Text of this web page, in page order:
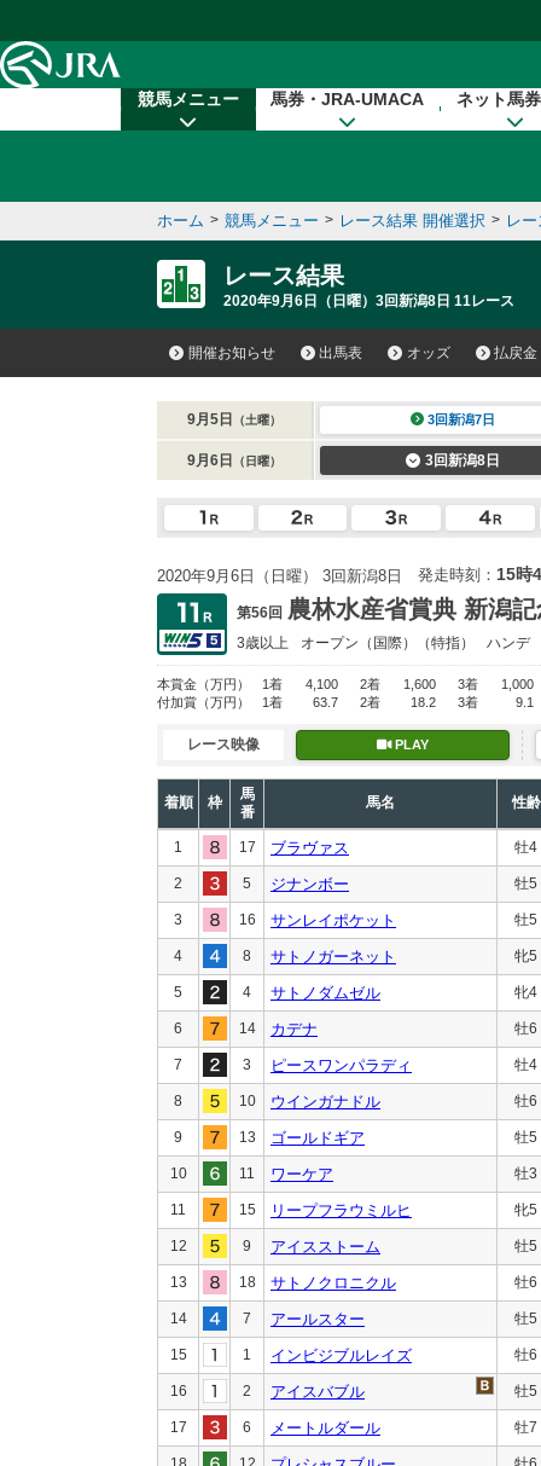
競馬メニュー 馬券・JRA-UMACA ネット馬
ホーム > 競馬メニュー > レース結果 開催選択 > レ
レース結果
2020年9月6日（日曜）3回新潟8日 11レース
開催お知らせ 出馬表 オッズ 払戻金
9月5日 （土曜） 3回新潟7日
9月6日 （日曜） 3回新潟8日
2020年9月6日（日曜） 3回新潟8日 発走時刻： 15時
第56回 農林水産省賞典 新潟記
3歳以上 オープン （国際）（特指） ハンデ
本賞金 （万円） 1着 4,100 2着 1,600 3着
1,000
付加賞 （万円） 1着 63.7 2着 18.2 3着 9.1
レース映像 PLAY
着順 枠
馬
番
馬名 性齢
1 17 ブラヴァス 牡4
2 5 ジナンボー 牡5
3 16 サンレイポケット 牡5
4 8 サトノガーネット 牝5
5 4 サトノダムゼル 牝4
6 14 カデナ 牡6
7 3 ピースワンパラディ 牡4
8 10 ウインガナドル 牡6
9 13 ゴールドギア 牡5
10 11 ワーケア 牡3
11 15 リープフラウミルヒ 牝5
12 9 アイスストーム 牡5
13 18 サトノクロニクル 牡6
14 7 アールスター 牡5
15 1 インビジブルレイズ 牡6
16 2 アイスバブル 牡5
17 6 メートルダール 牡7